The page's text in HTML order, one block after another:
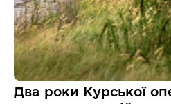
Два роки Курської